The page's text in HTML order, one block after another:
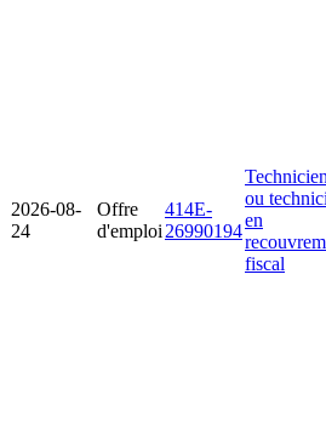
2026-08-
24
Offre
d'emploi
414E-
26990194
ou
en
fiscal